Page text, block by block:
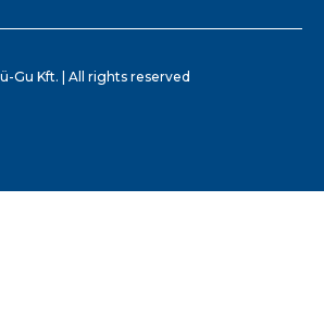
Gu Kft. | All rights reserved